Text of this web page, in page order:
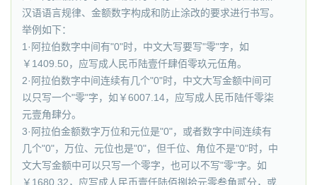
汉语语言规律、金额数字构成和防止涂改的要求进行书写。
举例如下：
1·阿拉伯数字中间有"0"时，中文大写要写"零"字，如
￥1409.50，应写成人民币陆壹仟肆佰零玖元伍角。
2·阿拉伯数字中间连续有几个"0"时，中文大写金额中间可
以只写一个"零"字，如￥6007.14，应写成人民币陆仟零柒
元壹角肆分。
3·阿拉伯金额数字万位和元位是"0"，或者数字中间连续有
几个"0"，万位、元位也是"0"，但千位、角位不是"0"时，中
文大写金额中可以只写一个零字，也可以不写"零"字。如
￥1680.32，应写成人民币壹仟陆佰捌拾元零叁角贰分，或